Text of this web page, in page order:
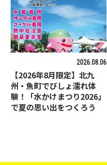
2026.08.06
【2026年8月限定】北九
州・魚町でびしょ濡れ体
験！「水かけまつり2026」
で夏の思い出をつくろう